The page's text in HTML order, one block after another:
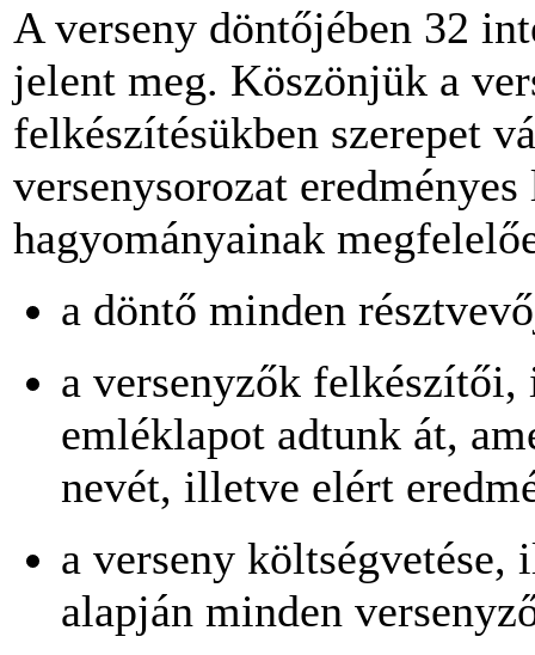
A verseny döntőjében 32
jelent meg. Köszönjük a
felkészítésükben szerepet
versenysorozat
hagyományainak
a döntő minden
a versenyzők felkészítői,
emléklapot adtunk át,
nevét, illetve elért
a verseny
alapján minden